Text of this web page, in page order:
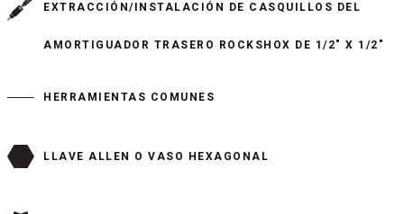
EXTRACCIÓN/INSTALACIÓN DE CASQUILLOS DEL
AMORTIGUADOR TRASERO ROCKSHOX DE 1/2" X 1/2"
HERRAMIENTAS COMUNES
LLAVE ALLEN O VASO HEXAGONAL